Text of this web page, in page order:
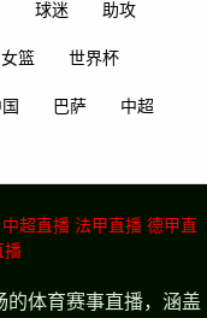
球迷 助攻
篮 世界杯
巴萨 中超
中超直播 法甲直播 德甲直
播
的体育赛事直播，涵盖